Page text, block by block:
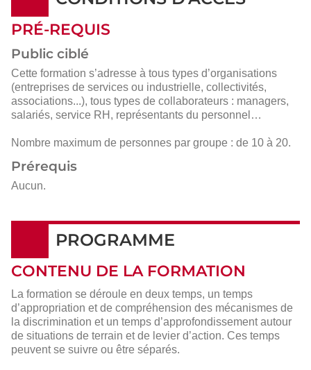
PRÉ-REQUIS
Public ciblé
Cette formation s’adresse à tous types d’organisations
(entreprises de services ou industrielle, collectivités,
associations...), tous types de collaborateurs : managers,
salariés, service RH, représentants du personnel…
Nombre maximum de personnes par groupe : de 10 à 20.
Prérequis
Aucun.
PROGRAMME
CONTENU DE LA FORMATION
La formation se déroule en deux temps, un temps
d’appropriation et de compréhension des mécanismes de
la discrimination et un temps d’approfondissement autour
de situations de terrain et de levier d’action. Ces temps
peuvent se suivre ou être séparés.